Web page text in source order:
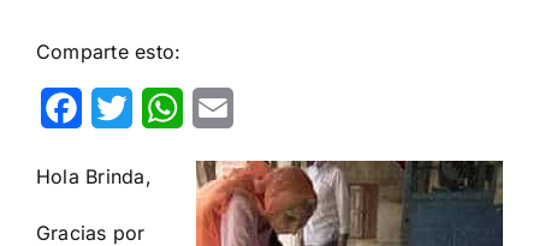
Comparte esto:
Facebook
Twitter WhatsApp
Hola Brinda,
Gracias por